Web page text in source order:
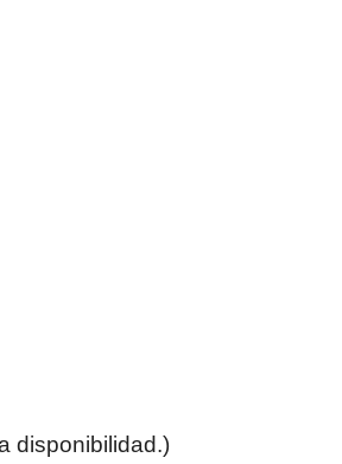
disponibilidad.)